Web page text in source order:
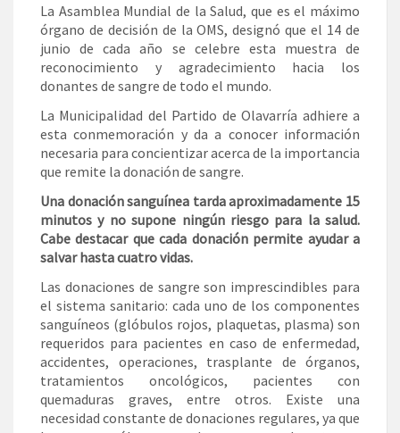
La Asamblea Mundial de la Salud, que es el máximo
órgano de decisión de la OMS, designó que el 14 de
junio de cada año se celebre esta muestra de
reconocimiento y agradecimiento hacia los
donantes de sangre de todo el mundo.
La Municipalidad del Partido de Olavarría adhiere a
esta conmemoración y da a conocer información
necesaria para concientizar acerca de la importancia
que remite la donación de sangre.
Una donación sanguínea tarda aproximadamente 15
minutos y no supone ningún riesgo para la salud.
Cabe destacar que cada donación permite ayudar a
salvar hasta cuatro vidas.
Las donaciones de sangre son imprescindibles para
el sistema sanitario: cada uno de los componentes
sanguíneos (glóbulos rojos, plaquetas, plasma) son
requeridos para pacientes en caso de enfermedad,
accidentes, operaciones, trasplante de órganos,
tratamientos oncológicos, pacientes con
quemaduras graves, entre otros. Existe una
necesidad constante de donaciones regulares, ya que